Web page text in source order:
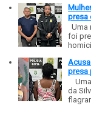
presa
Uma
foi
presa
Uma
da